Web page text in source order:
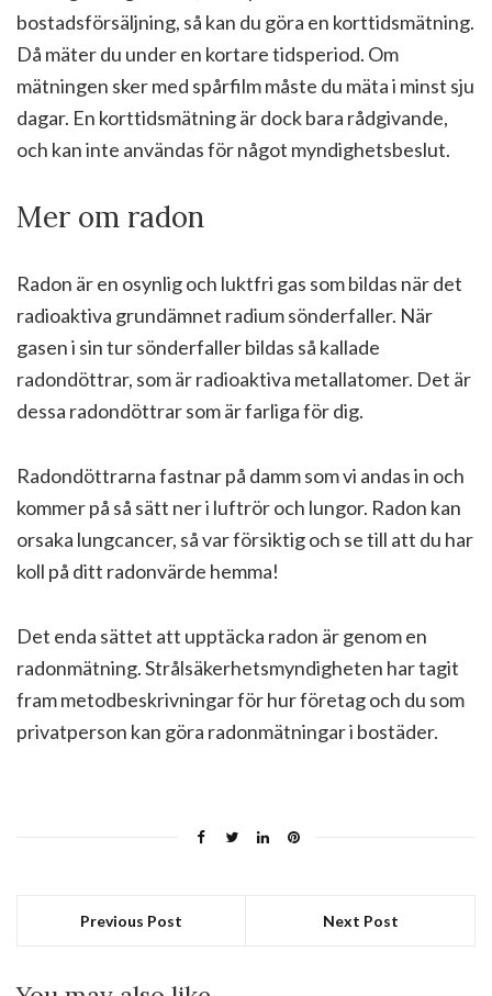
bostadsförsäljning, så kan du göra en korttidsmätning.
Då mäter du under en kortare tidsperiod. Om
mätningen sker med spårfilm måste du mäta i minst sju
dagar. En korttidsmätning är dock bara rådgivande,
och kan inte användas för något myndighetsbeslut.
Mer om radon
Radon är en osynlig och luktfri gas som bildas när det
radioaktiva grundämnet radium sönderfaller. När
gasen i sin tur sönderfaller bildas så kallade
radondöttrar, som är radioaktiva metallatomer. Det är
dessa radondöttrar som är farliga för dig.
Radondöttrarna fastnar på damm som vi andas in och
kommer på så sätt ner i luftrör och lungor. Radon kan
orsaka lungcancer, så var försiktig och se till att du har
koll på ditt radonvärde hemma!
Det enda sättet att upptäcka radon är genom en
radonmätning. Strål­säker­hets­myndig­heten har tagit
fram metodbeskrivningar för hur företag och du som
privatperson kan göra radonmätningar i bostäder.
Previous Post Next Post